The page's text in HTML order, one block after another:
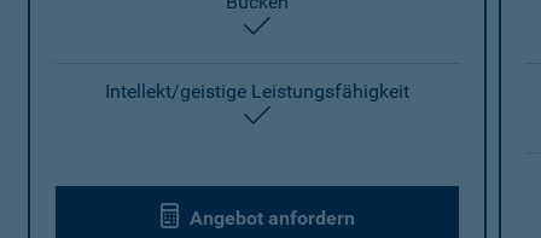
Intellekt/geistige Leistungsfähigkeit
Angebot anfordern